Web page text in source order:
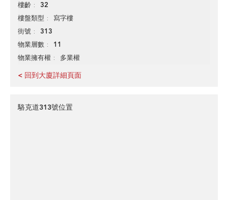
樓齡 32
樓盤類型 寫字樓
街號 313
物業層數 11
物業擁有權 多業權
< 回到大廈詳細頁面
駱克道313號位置